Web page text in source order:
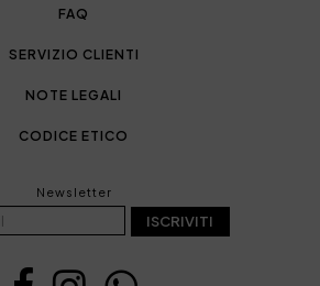
FAQ
SERVIZIO CLIENTI
NOTE LEGALI
CODICE ETICO
Newsletter
ISCRIVITI